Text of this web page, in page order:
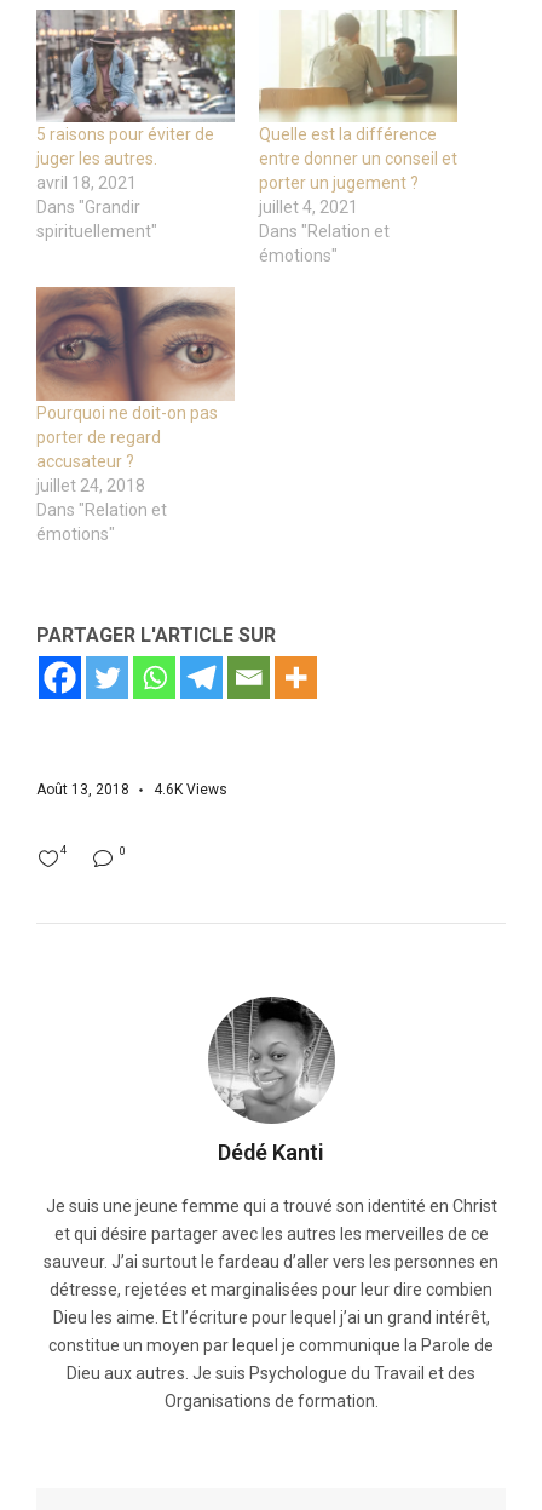
5 raisons pour éviter de
juger les autres.
avril 18, 2021
Dans "Grandir
spirituellement"
Quelle est la différence
entre donner un conseil et
porter un jugement ?
juillet 4, 2021
Dans "Relation et
émotions"
Pourquoi ne doit-on pas
porter de regard
accusateur ?
juillet 24, 2018
Dans "Relation et
émotions"
PARTAGER L'ARTICLE SUR
Août 13, 2018 4.6K Views
0
4
Dédé Kanti
Je suis une jeune femme qui a trouvé son identité en Christ
et qui désire partager avec les autres les merveilles de ce
sauveur. J’ai surtout le fardeau d’aller vers les personnes en
détresse, rejetées et marginalisées pour leur dire combien
Dieu les aime. Et l’écriture pour lequel j’ai un grand intérêt,
constitue un moyen par lequel je communique la Parole de
Dieu aux autres. Je suis Psychologue du Travail et des
Organisations de formation.